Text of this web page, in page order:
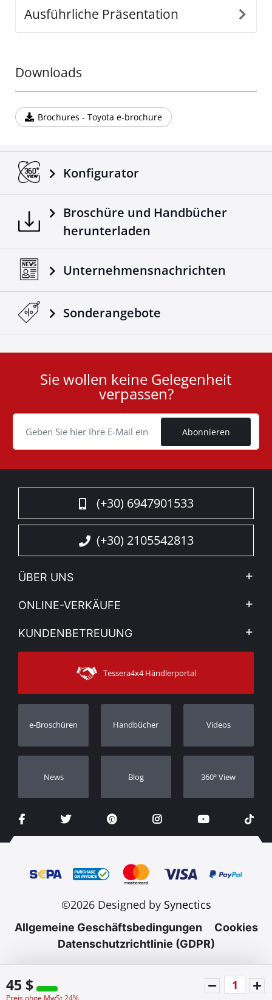
Ausführliche Präsentation
Downloads
Brochures - Toyota e-brochure
45 $
Preis ohne MwSt 24%
Konfigurator
Broschüre und Handbücher
herunterladen
Unternehmensnachrichten
Sonderangebote
Cookie
Sie wollen keine Gelegenheit
verpassen?
Abonnieren
(+30) 6947901533
(+30) 2105542813
ÜBER UNS
Firma
Sehen Sie unsere Nachrichten
Sitemap
ONLINE-VERKÄUFE
Mein Konto
Versandarten
KUNDENBETREUUNG
Kontakt
Kundendienst
Bestellung verfolgen
Händler
Tessera4x4 Händlerportal
e-Broschüren Handbücher Videos
Νews Blog 360º View
©2026 Designed by Synectics
Allgemeine Geschäftsbedingungen
Cookies
Datenschutzrichtlinie (GDPR)